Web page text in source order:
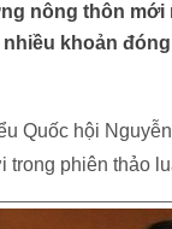
nông thôn
khoản
Quốc hội
trong phiên thảo